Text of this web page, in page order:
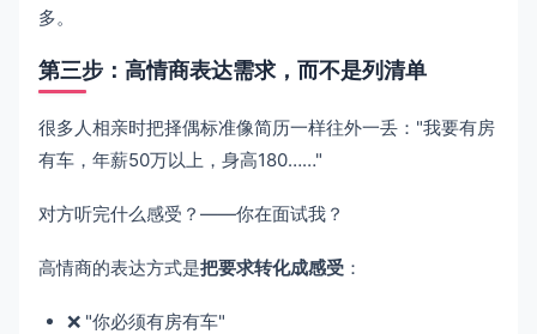
多。
第三步：高情商表达需求，而不是列清单
很多人相亲时把择偶标准像简历一样往外一丢："我要有房
有车，年薪50万以上，身高180……"
对方听完什么感受？——你在面试我？
高情商的表达方式是把要求转化成感受 ：
❌ "你必须有房有车"